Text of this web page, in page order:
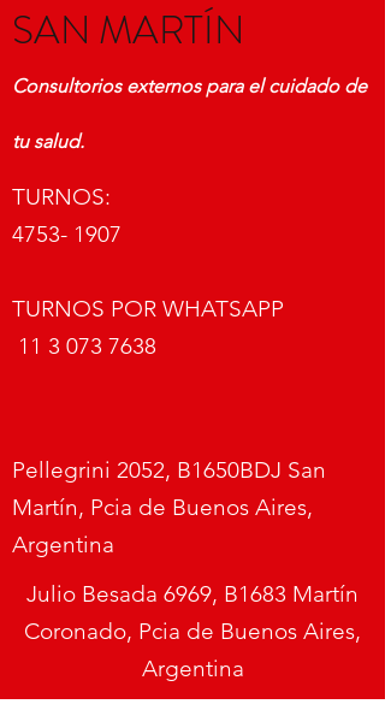
SAN MARTÍN
Consultorios externos para el cuidado de
tu salud.
TURNOS:
4753- 1907
TURNOS POR WHATSAPP
11 3 073 7638
Pellegrini 2052, B1650BDJ San
Martín, Pcia de Buenos Aires,
Argentina
Julio Besada 6969, B1683 Martín
Coronado, Pcia de Buenos Aires,
Argentina